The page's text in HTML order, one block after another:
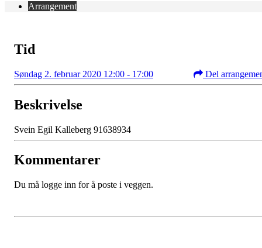
Arrangement
Tid
Søndag 2. februar 2020 12:00 - 17:00 Del
Beskrivelse
Svein Egil Kalleberg 91638934
Kommentarer
Du må logge inn for å poste i veggen.